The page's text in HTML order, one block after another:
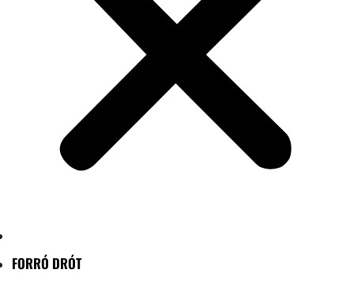
FORRÓ DRÓT